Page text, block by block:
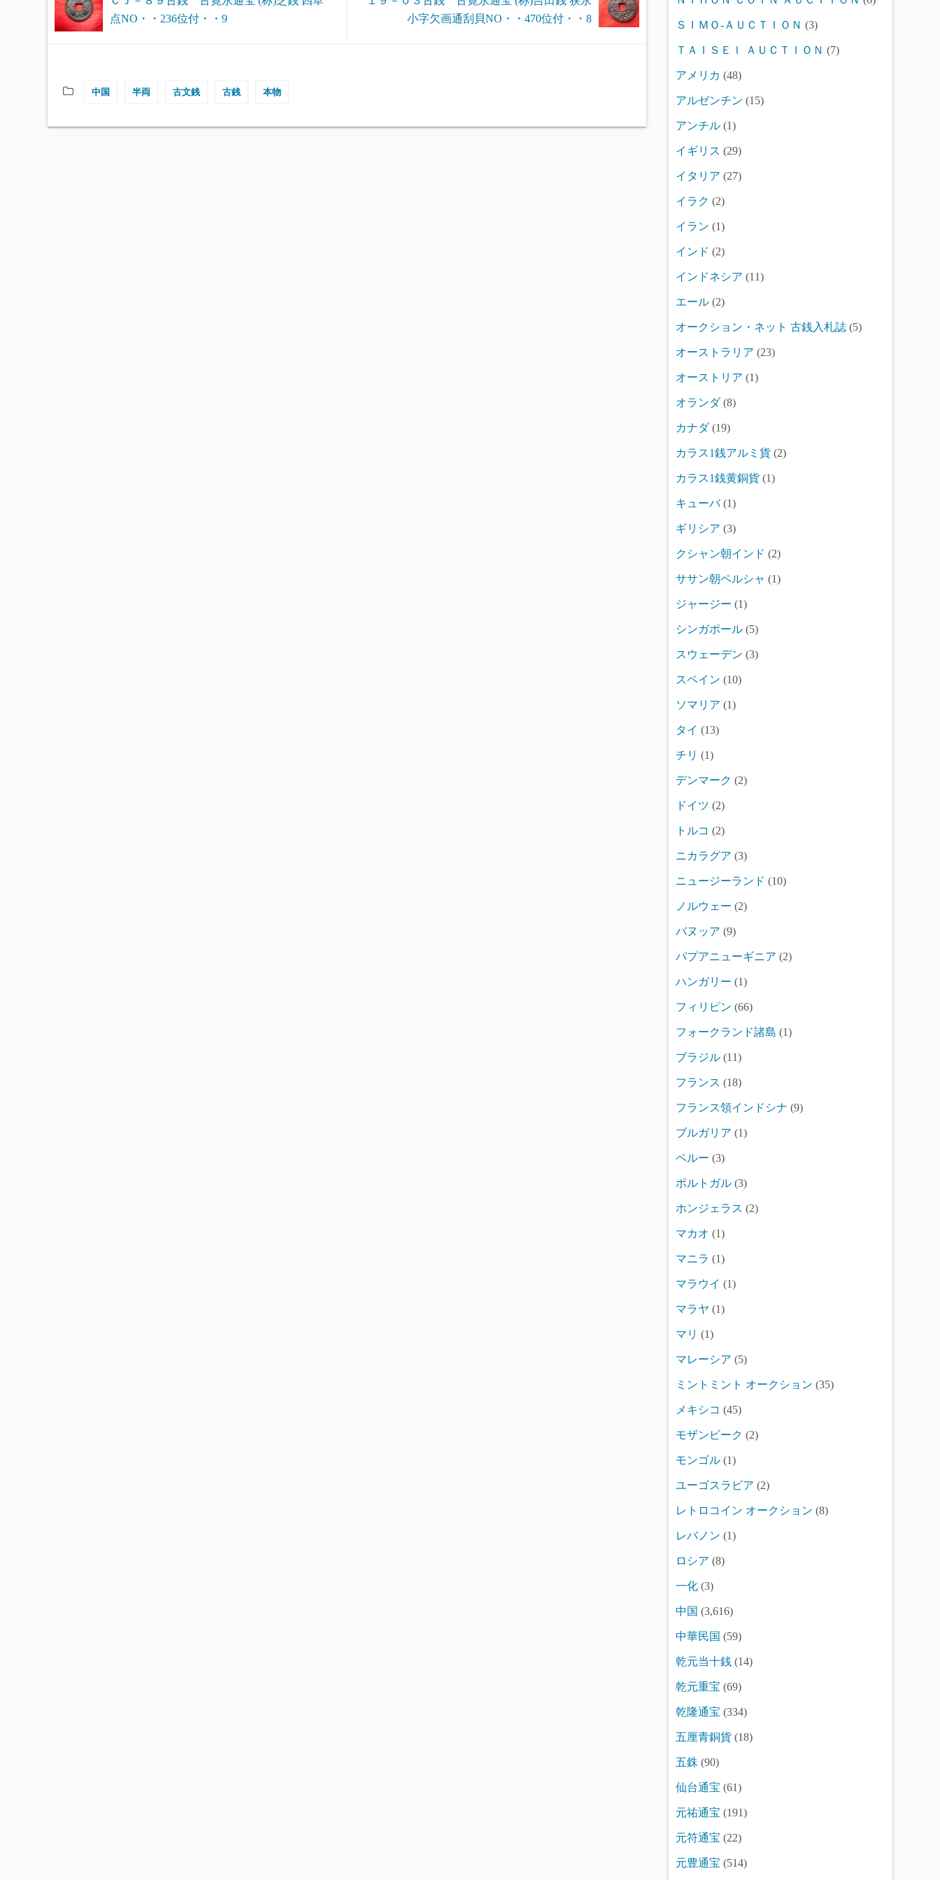
点NO・・236位付・・9
小字欠画通刮貝NO・・470位付・・8
中国 半両 古文銭 古銭 本物
ＳＩＭＯ-ＡＵＣＴＩＯＮ (3)
ＴＡＩＳＥＩ ＡＵＣＴＩＯＮ (7)
アメリカ (48)
アルゼンチン (15)
アンチル (1)
イギリス (29)
イタリア (27)
イラク (2)
イラン (1)
インド (2)
インドネシア (11)
エール (2)
オークション・ネット 古銭入札誌 (5)
オーストラリア (23)
オーストリア (1)
オランダ(8)
カナダ(19)
カラス1銭アルミ貨 (2)
カラス1銭黄銅貨 (1)
キューバ(1)
ギリシア (3)
クシャン朝インド (2)
ササン朝ペルシャ (1)
ジャージー (1)
シンガポール (5)
スウェーデン (3)
スペイン (10)
ソマリア (1)
タイ (13)
チリ (1)
デンマーク (2)
ドイツ (2)
トルコ (2)
ニカラグア (3)
ニュージーランド (10)
ノルウェー (2)
バヌッア (9)
パプアニューギニア (2)
ハンガリー (1)
フィリピン (66)
フォークランド諸島 (1)
ブラジル (11)
フランス (18)
フランス領インドシナ (9)
ブルガリア (1)
ペルー (3)
ポルトガル (3)
ホンジェラス (2)
マカオ (1)
マニラ (1)
マラウイ (1)
マラヤ (1)
マリ (1)
マレーシア (5)
ミントミント オークション (35)
メキシコ (45)
モザンビーク (2)
モンゴル (1)
ユーゴスラビア (2)
レトロコイン オークション (8)
レバノン (1)
ロシア (8)
一化 (3)
中国 (3,616)
中華民国 (59)
乾元当十銭 (14)
乾元重宝 (69)
乾隆通宝 (334)
五厘青銅貨 (18)
五銖 (90)
仙台通宝 (61)
元祐通宝 (191)
元符通宝 (22)
元豊通宝 (514)